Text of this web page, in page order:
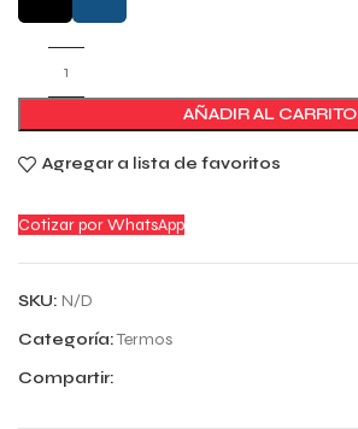
AÑADIR AL CARRITO
Agregar a lista de favoritos
Cotizar por WhatsApp
SKU: N/D
Categoría:Termos
Compartir: